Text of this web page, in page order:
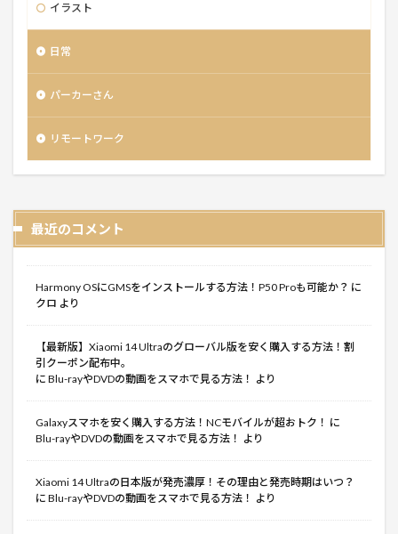
イラスト
日常
パーカーさん
リモートワーク
最近のコメント
Harmony OSにGMSをインストールする方法！P50 Proも可能か？ に
クロ より
【最新版】Xiaomi 14 Ultraのグローバル版を安く購入する方法！割
引クーポン配布中。
に Blu-rayやDVDの動画をスマホで見る方法！ より
Galaxyスマホを安く購入する方法！NCモバイルが超おトク！ に
Blu-rayやDVDの動画をスマホで見る方法！ より
Xiaomi 14 Ultraの日本版が発売濃厚！その理由と発売時期はいつ？
に Blu-rayやDVDの動画をスマホで見る方法！ より